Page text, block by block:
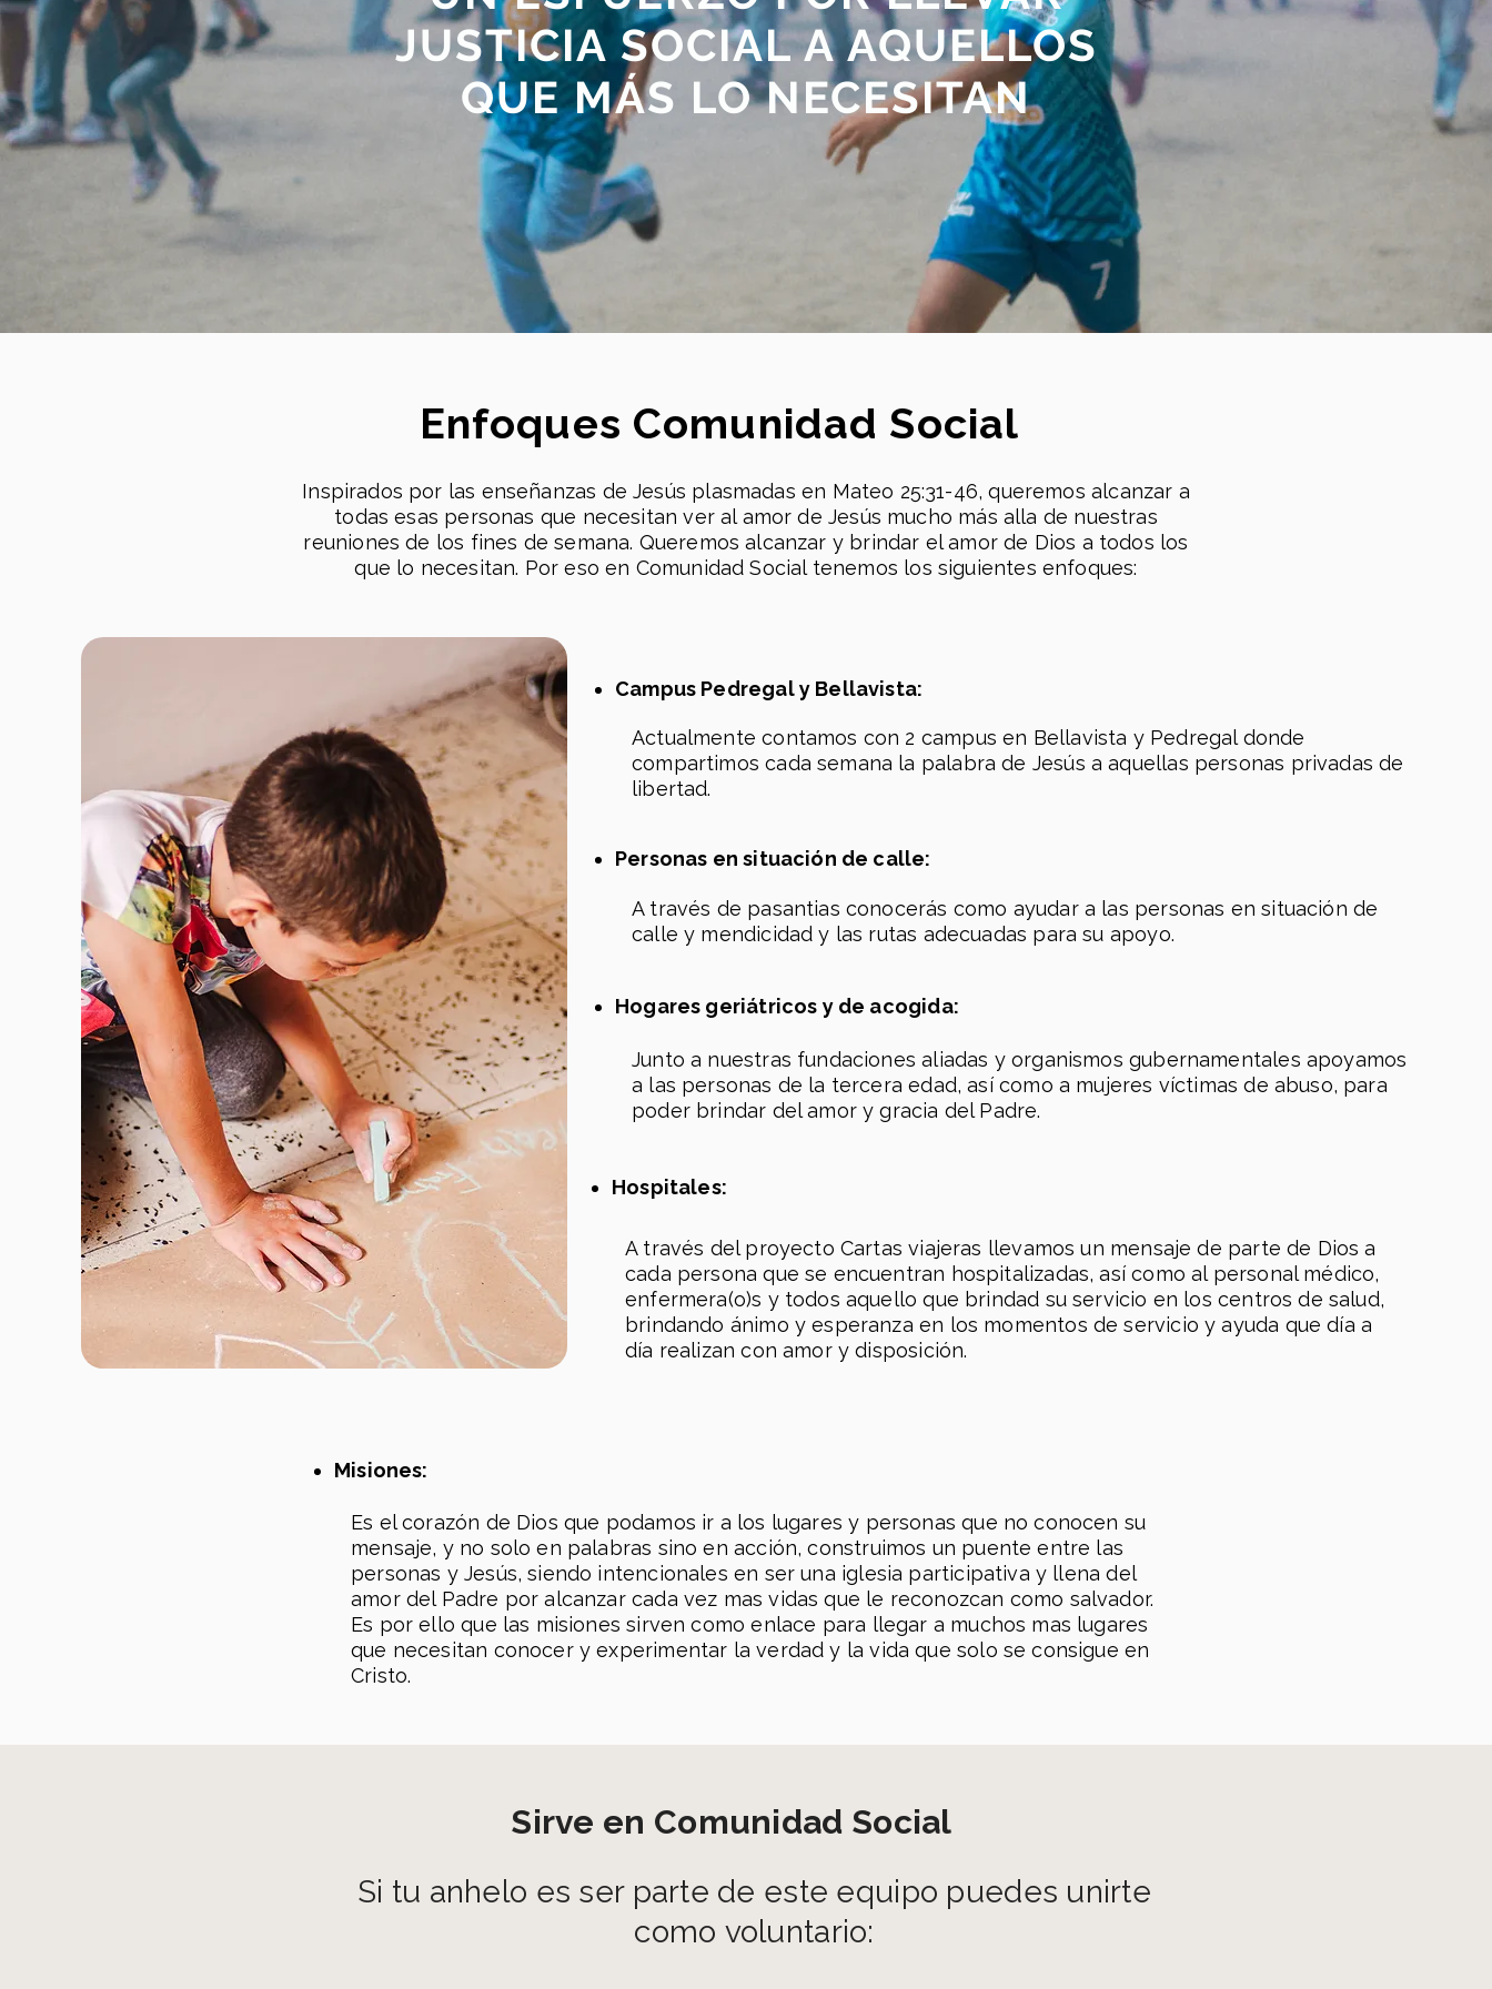
JUSTICIA SOCIAL A AQUELLOS
QUE MÁS LO NECESITAN
253, Medellín
Rionegro
de YouTube
Enfoques Comunidad Social
Inspirados por las enseñanzas de Jesús plasmadas en Mateo 25:31-46, queremos alcanzar a
todas esas personas que necesitan ver al amor de Jesús mucho más alla de nuestras
reuniones de los fines de semana. Queremos alcanzar y brindar el amor de Dios a todos los
que lo necesitan. Por eso en Comunidad Social tenemos los siguientes enfoques:
Campus Pedregal y Bellavista:
Actualmente contamos con 2 campus en Bellavista y Pedregal donde
compartimos cada semana la palabra de Jesús a aquellas personas privadas de
libertad.
Personas en situación de calle:
A través de pasantias conocerás como ayudar a las personas en situación de
calle y mendicidad y las rutas adecuadas para su apoyo.
Hogares geriátricos y de acogida:
Junto a nuestras fundaciones aliadas y organismos gubernamentales apoyamos
a las personas de la tercera edad, así como a mujeres víctimas de abuso, para
poder brindar del amor y gracia del Padre.
Hospitales:
A través del proyecto Cartas viajeras llevamos un mensaje de parte de Dios a
cada persona que se encuentran hospitalizadas, así como al personal médico,
enfermera(o)s y todos aquello que brindad su servicio en los centros de salud,
brindando ánimo y esperanza en los momentos de servicio y ayuda que día a
día realizan con amor y disposición.
Misiones:
Es el corazón de Dios que podamos ir a los lugares y personas que no conocen su
mensaje, y no solo en palabras sino en acción, construimos un puente entre las
personas y Jesús, siendo intencionales en ser una iglesia participativa y llena del
amor del Padre por alcanzar cada vez mas vidas que le reconozcan como salvador.
Es por ello que las misiones sirven como enlace para llegar a muchos mas lugares
que necesitan conocer y experimentar la verdad y la vida que solo se consigue en
Cristo.
Sirve en Comunidad Social
Si tu anhelo es ser parte de este equipo puedes unirte
como voluntario: